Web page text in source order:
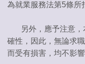
為就業服務法第5條所
另外，應予注意，
確性，因此，無論求
而受有損害，均不影